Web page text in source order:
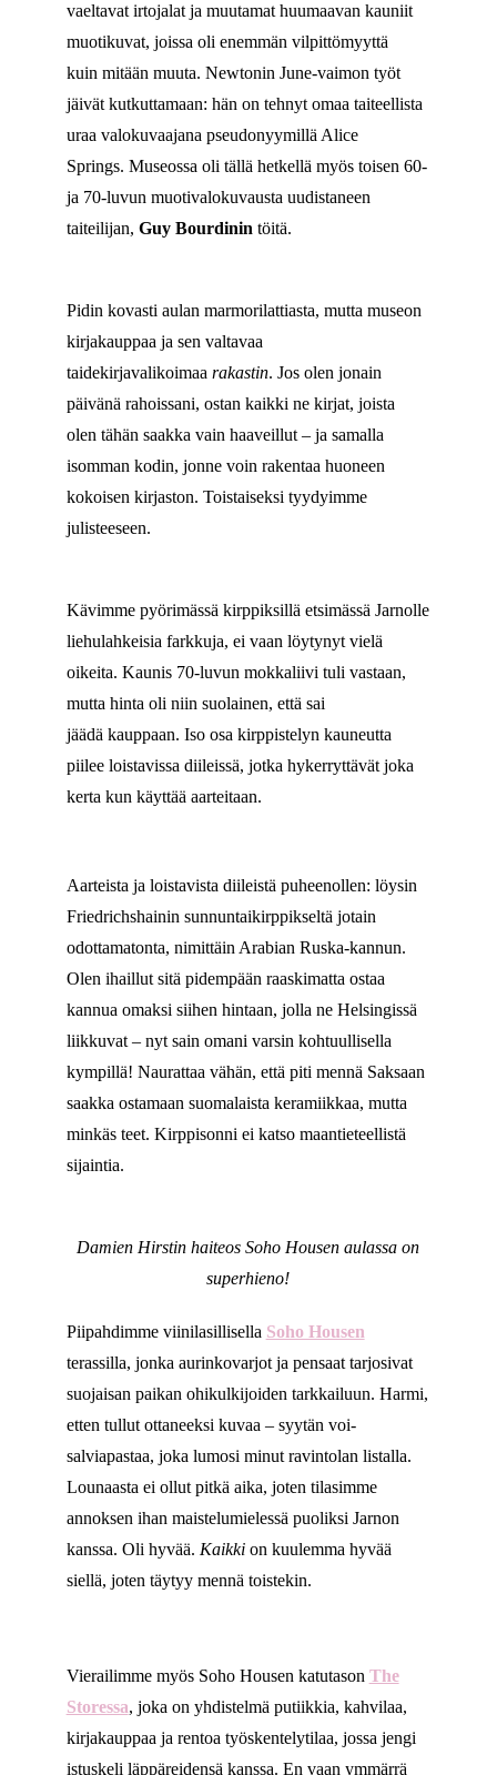
vaeltavat irtojalat ja muutamat huumaavan kauniit
muotikuvat, joissa oli enemmän vilpittömyyttä
kuin mitään muuta. Newtonin June-vaimon työt
jäivät kutkuttamaan: hän on tehnyt omaa taiteellista
uraa valokuvaajana pseudonyymillä Alice
Springs. Museossa oli tällä hetkellä myös toisen 60-
ja 70-luvun muotivalokuvausta uudistaneen
taiteilijan, Guy Bourdinin töitä.
Pidin kovasti aulan marmorilattiasta, mutta museon
kirjakauppaa ja sen valtavaa
taidekirjavalikoimaa rakastin. Jos olen jonain
päivänä rahoissani, ostan kaikki ne kirjat, joista
olen tähän saakka vain haaveillut – ja samalla
isomman kodin, jonne voin rakentaa huoneen
kokoisen kirjaston. Toistaiseksi tyydyimme
julisteeseen.
Kävimme pyörimässä kirppiksillä etsimässä Jarnolle
liehulahkeisia farkkuja, ei vaan löytynyt vielä
oikeita. Kaunis 70-luvun mokkaliivi tuli vastaan,
mutta hinta oli niin suolainen, että sai
jäädä kauppaan. Iso osa kirppistelyn kauneutta
piilee loistavissa diileissä, jotka hykerryttävät joka
kerta kun käyttää aarteitaan.
Aarteista ja loistavista diileistä puheenollen: löysin
Friedrichshainin sunnuntaikirppikseltä jotain
odottamatonta, nimittäin Arabian Ruska-kannun.
Olen ihaillut sitä pidempään raaskimatta ostaa
kannua omaksi siihen hintaan, jolla ne Helsingissä
liikkuvat – nyt sain omani varsin kohtuullisella
kympillä! Naurattaa vähän, että piti mennä Saksaan
saakka ostamaan suomalaista keramiikkaa, mutta
minkäs teet. Kirppisonni ei katso maantieteellistä
sijaintia.
Damien Hirstin haiteos Soho Housen aulassa on
superhieno!
Piipahdimme viinilasillisella Soho Housen
terassilla, jonka aurinkovarjot ja pensaat tarjosivat
suojaisan paikan ohikulkijoiden tarkkailuun. Harmi,
etten tullut ottaneeksi kuvaa – syytän voi-
salviapastaa, joka lumosi minut ravintolan listalla.
Lounaasta ei ollut pitkä aika, joten tilasimme
annoksen ihan maistelumielessä puoliksi Jarnon
kanssa. Oli hyvää. Kaikkion kuulemma hyvää
siellä, joten täytyy mennä toistekin.
Vierailimme myös Soho Housen katutason The
Storessa, joka on yhdistelmä putiikkia, kahvilaa,
kirjakauppaa ja rentoa työskentelytilaa, jossa jengi
istuskeli läppäreidensä kanssa. En vaan ymmärrä